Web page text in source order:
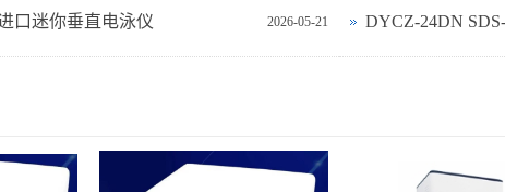
2026-05-21
口迷你垂直电泳仪 DYCZ‑24DN